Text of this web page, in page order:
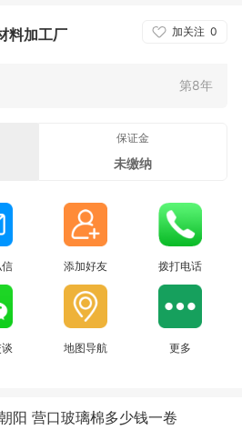
加关注 0
料加工厂
第8年
保证金
未缴纳
添加好友 拨打电话
地图导航 更多
阳 营口玻璃棉多少钱一卷